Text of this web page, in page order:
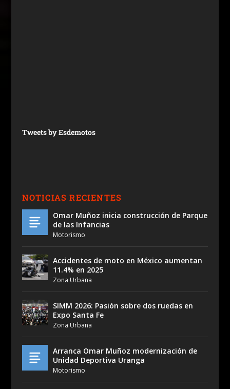
Tweets by Esdemotos
NOTICIAS RECIENTES
Omar Muñoz inicia construcción de Parque
de las Infancias
Motorismo
Accidentes de moto en México aumentan
11.4% en 2025
Zona Urbana
SIMM 2026: Pasión sobre dos ruedas en
Expo Santa Fe
Zona Urbana
Arranca Omar Muñoz modernización de
Unidad Deportiva Uranga
Motorismo